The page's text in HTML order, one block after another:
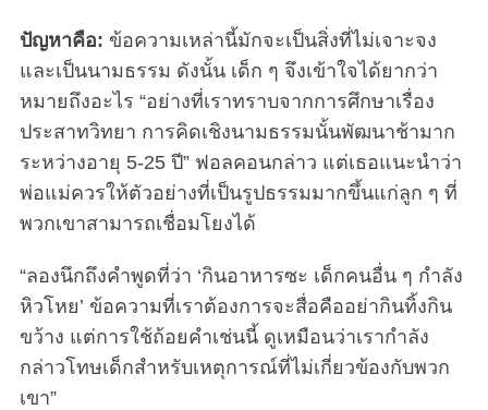
ปัญหาคือ: ข้อความเหล่านี้มักจะเป็นสิ่งที่ไม่เจาะจง
และเป็นนามธรรม ดังนั้น เด็ก ๆ จึงเข้าใจได้ยากว่า
หมายถึงอะไร “อย่างที่เราทราบจากการศึกษาเรื่อง
ประสาทวิทยา การคิดเชิงนามธรรมนั้นพัฒนาช้ามาก
ระหว่างอายุ 5-25 ปี” ฟอลคอนกล่าว แต่เธอแนะนำว่า
พ่อแม่ควรให้ตัวอย่างที่เป็นรูปธรรมมากขึ้นแก่ลูก ๆ ที่
พวกเขาสามารถเชื่อมโยงได้
“ลองนึกถึงคำพูดที่ว่า ‘กินอาหารซะ เด็กคนอื่น ๆ กำลัง
หิวโหย’ ข้อความที่เราต้องการจะสื่อคืออย่ากินทิ้งกิน
ขว้าง แต่การใช้ถ้อยคำเช่นนี้ ดูเหมือนว่าเรากำลัง
กล่าวโทษเด็กสำหรับเหตุการณ์ที่ไม่เกี่ยวข้องกับพวก
เขา”